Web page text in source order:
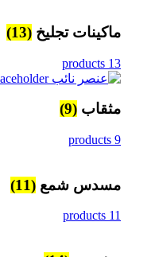
ماكينات تجليخ (13)
13 products
مثقاب (9)
9 products
مسدس شمع (11)
11 products